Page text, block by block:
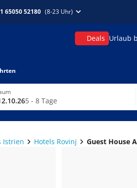
65050 52180 (8-23 Uhr)
Deals Urlaub
5 - 8 Tage
Istrien Hotels Rovinj Guest House